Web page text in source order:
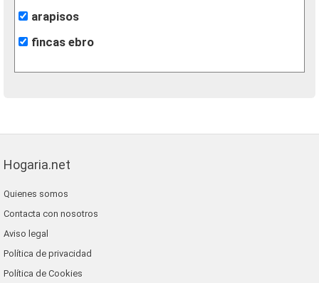
arapisos
fincas ebro
Hogaria.net
Quienes somos
Contacta con nosotros
Aviso legal
Política de privacidad
Política de Cookies